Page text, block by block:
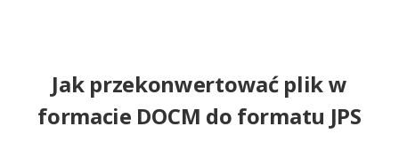
Jak przekonwertować plik w
formacie DOCM do formatu JPS